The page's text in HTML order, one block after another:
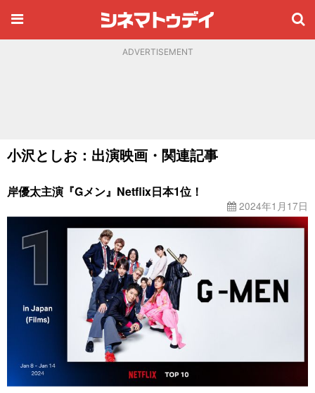
ADVERTISEMENT
小沢としお：出演映画・関連記事
岸優太主演『Gメン』Netflix日本1位！
2024年1月17日